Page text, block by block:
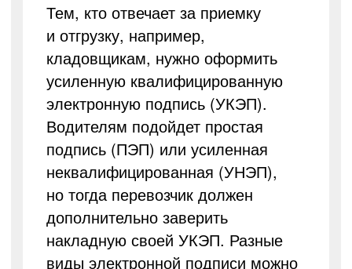
Тем, кто отвечает за приемку
и отгрузку, например,
кладовщикам, нужно оформить
усиленную квалифицированную
электронную подпись (УКЭП).
Водителям подойдет простая
подпись (ПЭП) или усиленная
неквалифицированная (УНЭП),
но тогда перевозчик должен
дополнительно заверить
накладную своей УКЭП. Разные
виды электронной подписи можно